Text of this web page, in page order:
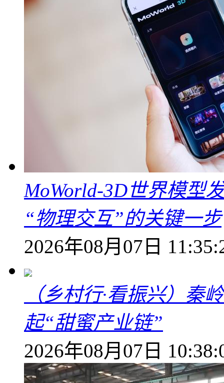
MoWorld-3D世界模型
“物理交互”的关键一步
2026年08月07日
（乡村行·看振兴）秦
起“甜蜜产业链”
2026年08月07日